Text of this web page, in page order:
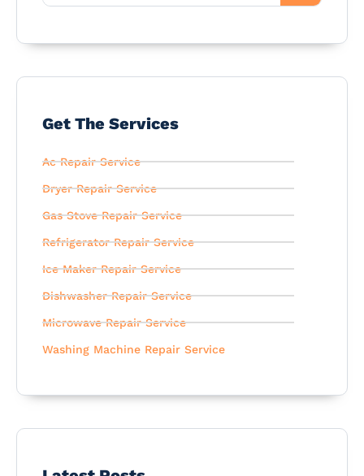
Get The Services
Ac Repair Service
Dryer Repair Service
Gas Stove Repair Service
Refrigerator Repair Service
Ice Maker Repair Service
Dishwasher Repair Service
Microwave Repair Service
Washing Machine Repair Service